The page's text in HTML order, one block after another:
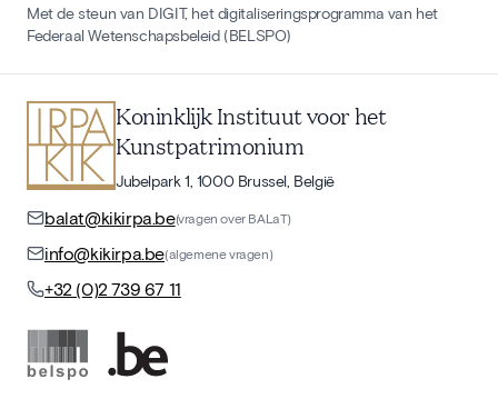
Met de steun van DIGIT, het digitaliseringsprogramma van het
Federaal Wetenschapsbeleid (BELSPO)
Koninklijk Instituut voor het
Kunstpatrimonium
Jubelpark 1, 1000 Brussel, België
balat@kikirpa.be(vragen over BALaT)
info@kikirpa.be(algemene vragen)
+32 (0)2 739 67 11